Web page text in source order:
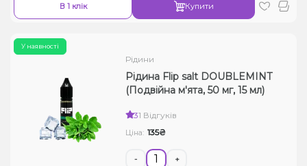
В 1 клік Купити
У наявності
Рідини
Рідина Flip salt DOUBLEMINT
(Подвійна м'ята, 50 мг, 15 мл)
31 Відгуків
Ціна: 135₴
- +